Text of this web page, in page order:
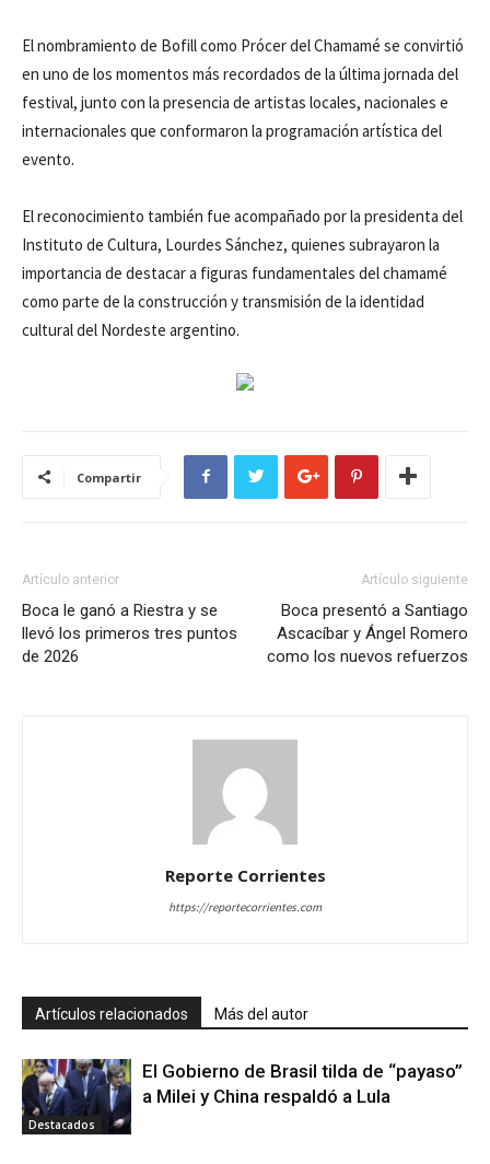
El nombramiento de Bofill como Prócer del Chamamé se convirtió
en uno de los momentos más recordados de la última jornada del
festival, junto con la presencia de artistas locales, nacionales e
internacionales que conformaron la programación artística del
evento.
El reconocimiento también fue acompañado por la presidenta del
Instituto de Cultura, Lourdes Sánchez, quienes subrayaron la
importancia de destacar a figuras fundamentales del chamamé
como parte de la construcción y transmisión de la identidad
cultural del Nordeste argentino.
Compartir
Artículo anterior
Boca le ganó a Riestra y se
llevó los primeros tres puntos
de 2026
Artículo siguiente
Boca presentó a Santiago
Ascacíbar y Ángel Romero
como los nuevos refuerzos
Reporte Corrientes
https://reportecorrientes.com
Artículos relacionados Más del autor
Destacados
El Gobierno de Brasil tilda de “payaso”
a Milei y China respaldó a Lula